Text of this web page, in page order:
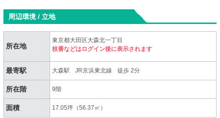
周辺環境 / 立地
所在地
東京都大田区大森北一丁目
枝番などはログイン後に表示されます
最寄駅 大森駅 JR京浜東北線 徒歩 2分
所在階 9階
面積 17.05坪（56.37㎡）